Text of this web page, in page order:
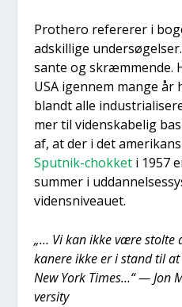
Pro­t­hero refe­re­rer i
adskil­li­ge
san­te og skræm­men­de.
USA igen­nem man­ge
blandt alle
mer til viden­ska­be­lig
af, at der i det
Sput­nik-chok­keti 1957
sum­mer i
videns­ni­veau­et.
„… Vi kan ikke være
ka­ne­re ikke er i stand til
New York Times…“ — Jon
ver­si­ty